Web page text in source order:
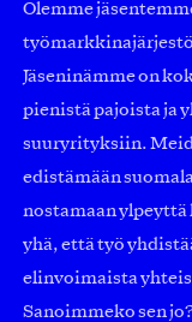
Olemme
Jäseninämme on
pienistä pajoista ja
suuryrityksiin.
edistämään
nostamaan
yhä, että työ
elinvoimaista
Sanoimmeko sen